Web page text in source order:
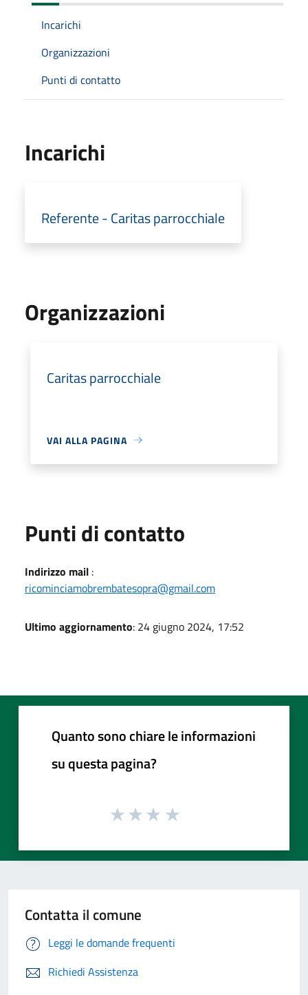
Incarichi
Organizzazioni
Punti di contatto
Incarichi
Referente - Caritas parrocchiale
Organizzazioni
Caritas parrocchiale
VAI ALLA PAGINA
Punti di contatto
Indirizzo mail :
ricominciamobrembatesopra@gmail.com
Ultimo aggiornamento: 24 giugno 2024, 17:52
Quanto sono chiare le informazioni
su questa pagina?
Contatta il comune
Leggi le domande frequenti
Richiedi Assistenza